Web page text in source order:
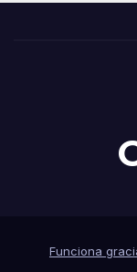
Funciona